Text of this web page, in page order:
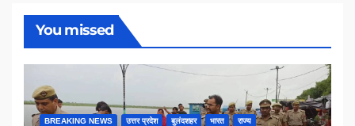
You missed
BREAKING NEWS उत्तर प्रदेश बुलंदशहर भारत राज्य